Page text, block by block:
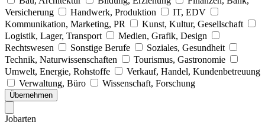
Versicherung
Handwerk, Produktion
IT, EDV
Kommunikation, Marketing, PR
Kunst, Kultur, Gesellschaft
Logistik, Lager, Transport
Medien, Grafik, Design
Rechtswesen
Sonstige Berufe
Soziales, Gesundheit
Technik, Naturwissenschaften
Tourismus, Gastronomie
Umwelt, Energie, Rohstoffe
Verkauf, Handel, Kundenbetreuung
Verwaltung, Büro
Wissenschaft, Forschung
Übernehmen
Jobarten